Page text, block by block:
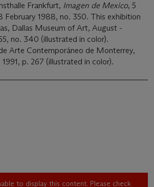
Frankfurt, Imagen de Mexico, 5
February 1988, no. 350. This exhibition
Dallas Museum of Art, August -
no. 340 (illustrated in color).
Arte Contemporáneo de Monterrey,
1991, p. 267 (illustrated in color).
to display this content. Please check